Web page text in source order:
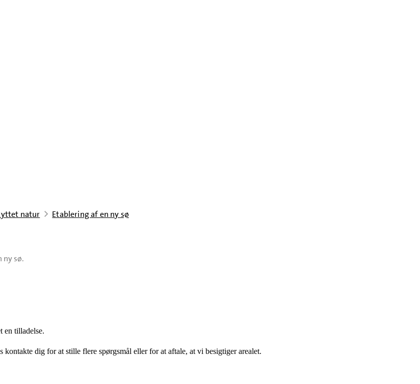
natur Etablering af en ny sø
ny sø.
en tilladelse.
dig for at stille flere spørgsmål eller for at aftale, at vi besigtiger arealet.